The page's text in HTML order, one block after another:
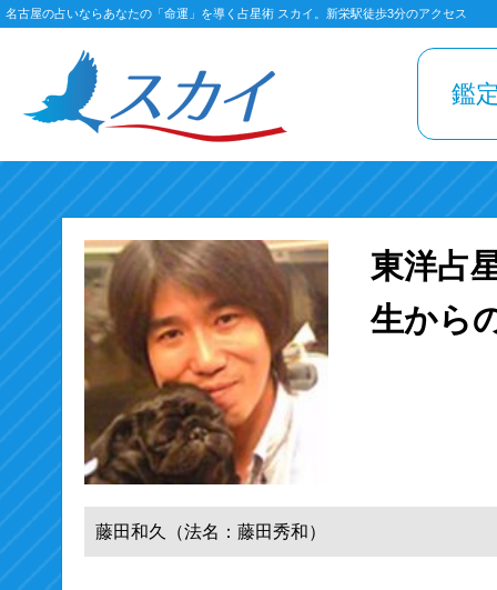
名古屋の占いならあなたの「命運」を導く占星術 スカイ。新栄駅徒歩3分のアクセス
鑑
東洋占
生から
藤田和久（法名：藤田秀和）